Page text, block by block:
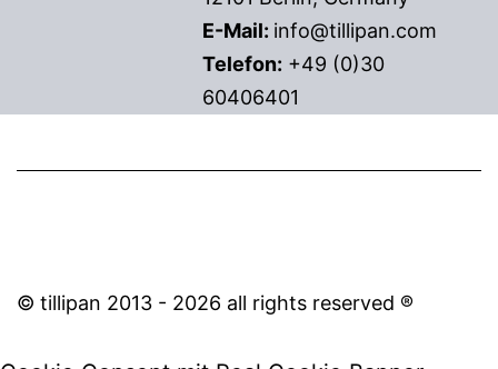
E-Mail: info@tillipan.com
Telefon: +49 (0)30
60406401
© tillipan 2013 - 2026 all rights reserved ®